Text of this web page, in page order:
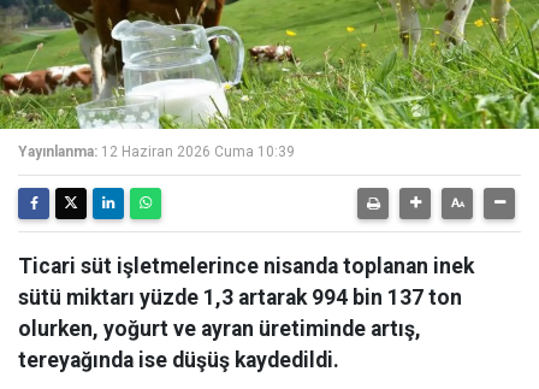
Yayınlanma: 12 Haziran 2026 Cuma 10:39
Ticari süt işletmelerince nisanda toplanan inek
sütü miktarı yüzde 1,3 artarak 994 bin 137 ton
olurken, yoğurt ve ayran üretiminde artış,
tereyağında ise düşüş kaydedildi.